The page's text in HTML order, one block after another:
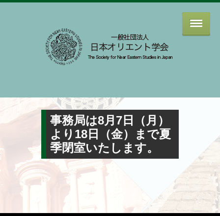
事務局は8月7日（月）
より18日（金）まで夏
季閉室いたします。